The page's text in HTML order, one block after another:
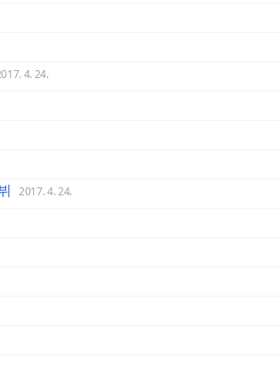
4. 24.
2017. 4. 24.